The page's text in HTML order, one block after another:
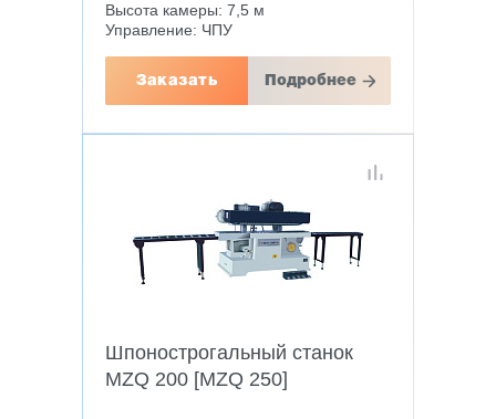
Высота камеры: 7,5 м
Управление: ЧПУ
Заказать Подробнее
Шпонострогальный станок
MZQ 200 [MZQ 250]